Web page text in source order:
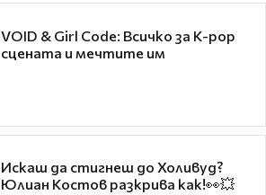
VOID & Girl Code: Всичко за K-pop
сцената и мечтите им
Искаш да стигнеш до Холивуд?
Юлиан Костов разкрива как!👀💥